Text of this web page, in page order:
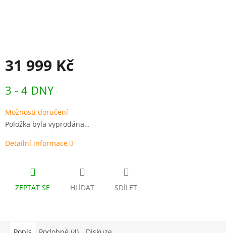
31 999 Kč
cena:
3 - 4 DNY
Možnosti doručení
Položka byla vyprodána…
Detailní informace
ZEPTAT SE HLÍDAT SDÍLET